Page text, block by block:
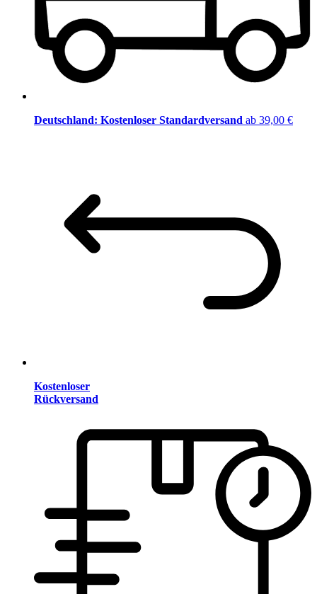
Deutschland: Kostenloser Standardversand ab 39,00 €
Kostenloser
Rückversand